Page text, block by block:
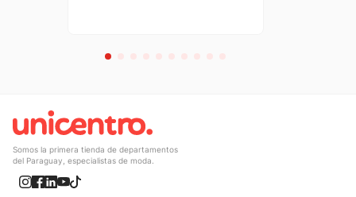
Somos la primera tienda de departamentos
del Paraguay, especialistas de moda.